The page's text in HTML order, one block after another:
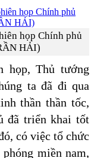
họp Chính phủ
HẢI)
họp, Thủ tướng
ta đã đi qua
thần thần tốc,
đã triển khai tốt
có việc tổ chức
miền nam,